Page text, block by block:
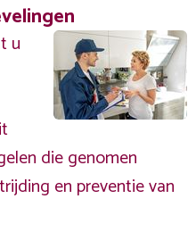
u
die genomen
en preventie van